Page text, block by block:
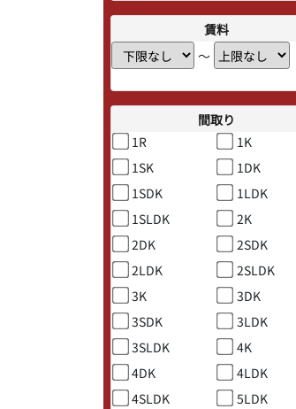
賃料
〜
間取り
1R
1K
1SK
1DK
1SDK
1LDK
1SLDK
2K
2DK
2SDK
2LDK
2SLDK
3K
3DK
3SDK
3LDK
3SLDK
4K
4DK
4LDK
4SLDK
5LDK